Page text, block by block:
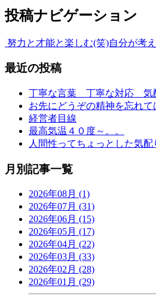
投稿ナビゲーション
努力と才能と楽しむ(笑)自分が考
最近の投稿
丁寧な言葉 丁寧な対応 気
お先にどうぞの精神を忘れて
経営者目線
最高気温４０度～。。
人間性ってちょっとした気
月別記事一覧
2026年08月 (1)
2026年07月 (31)
2026年06月 (15)
2026年05月 (17)
2026年04月 (22)
2026年03月 (33)
2026年02月 (28)
2026年01月 (29)